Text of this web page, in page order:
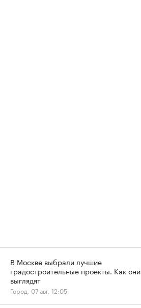
В Москве выбрали лучшие
градостроительные проекты. Как они
выглядят
Город, 07 авг, 12:05